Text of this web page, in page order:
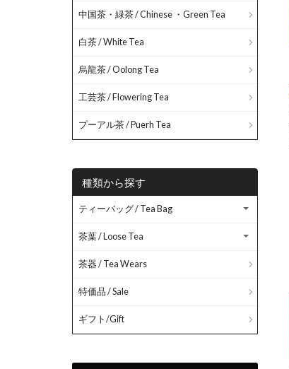
中国茶・緑茶 / Chinese ・Green Tea
白茶 / White Tea
烏龍茶 / Oolong Tea
工芸茶 / Flowering Tea
プーアル茶 / Puerh Tea
種類から探す
ティーバッグ / Tea Bag
茶葉 / Loose Tea
茶器 / Tea Wears
特価品 / Sale
ギフト/Gift